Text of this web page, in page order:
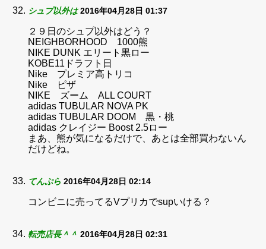
シュプ以外は 2016年04月28日 01:37
２９日のシュプ以外はどう？
NEIGHBORHOOD 1000熊
NIKE DUNK エリート黒ロー
KOBE11ドラフト日
Nike プレミア高トリコ
Nike ピザ
NIKE ズーム ALL COURT
adidas TUBULAR NOVA PK
adidas TUBULAR DOOM 黒・桃
adidas クレイジー Boost 2.5ロー
まあ、熊が気になるだけで、あとは全部買わないん
だけどね。
てんぷら 2016年04月28日 02:14
コンビニに売ってるVプリカでsupいける？
転売店長＾＾ 2016年04月28日 02:31